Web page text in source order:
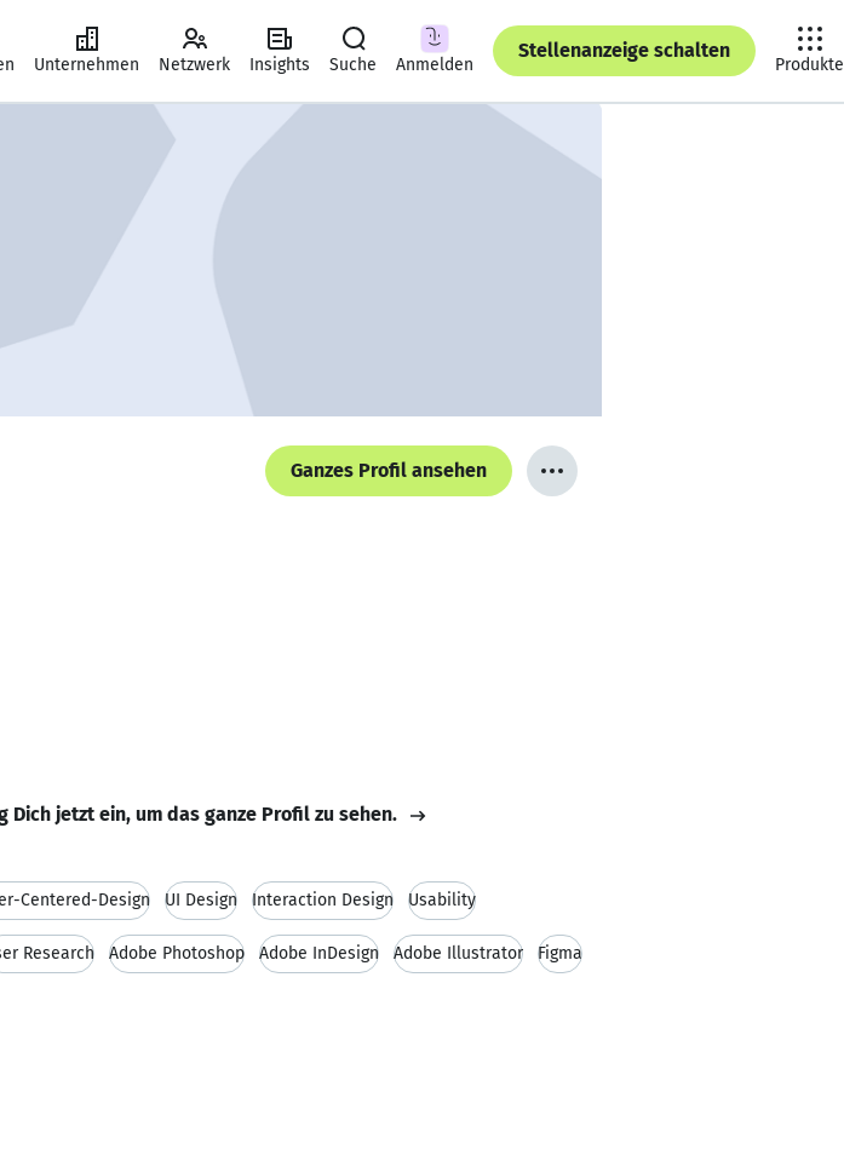
Unternehmen Netzwerk Insights Suche Anmelden
Stellenanzeige schalten
Produkte
Ganzes Profil ansehen
Dich jetzt ein, um das ganze Profil zu sehen.
Centered-Design UI Design Interaction Design Usability
Research Adobe Photoshop Adobe InDesign Adobe Illustrator Figma